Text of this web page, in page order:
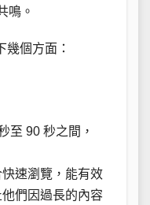
鳴。
個方面：
至 90 秒之間，
速瀏覽，能有效
們因過長的內容